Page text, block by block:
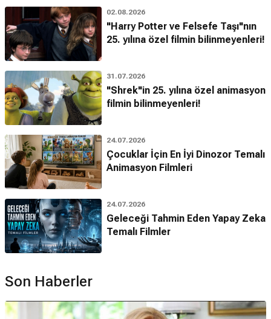
02.08.2026
"Harry Potter ve Felsefe Taşı"nın
25. yılına özel filmin bilinmeyenleri!
31.07.2026
"Shrek"in 25. yılına özel animasyon
filmin bilinmeyenleri!
24.07.2026
Çocuklar İçin En İyi Dinozor Temalı
Animasyon Filmleri
24.07.2026
Geleceği Tahmin Eden Yapay Zeka
Temalı Filmler
Son Haberler